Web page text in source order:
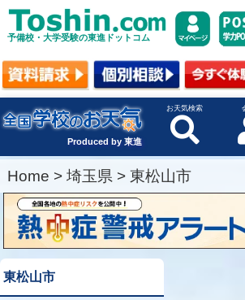
予備校・大学受験の東進ドットコム
Produced by 東進
お天気検索
Home > 埼玉県 > 東松山市
東松山市